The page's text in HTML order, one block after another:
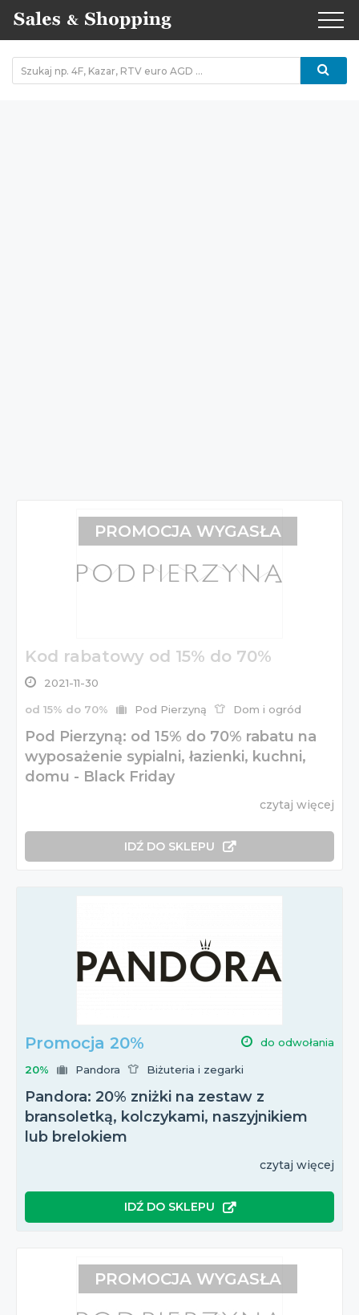
Kod rabatowy od 15% do 70%
2021-11-30
od 15% do 70% Pod Pierzyną Dom i ogród
Pod Pierzyną: od 15% do 70% rabatu na
wyposażenie sypialni, łazienki, kuchni,
domu - Black Friday
czytaj więcej
IDŹ DO SKLEPU
PROMOCJA WYGASŁA
Promocja 20% do odwołania
20% Pandora Biżuteria i zegarki
Pandora: 20% zniżki na zestaw z
bransoletką, kolczykami, naszyjnikiem
lub brelokiem
czytaj więcej
IDŹ DO SKLEPU
PROMOCJA WYGASŁA